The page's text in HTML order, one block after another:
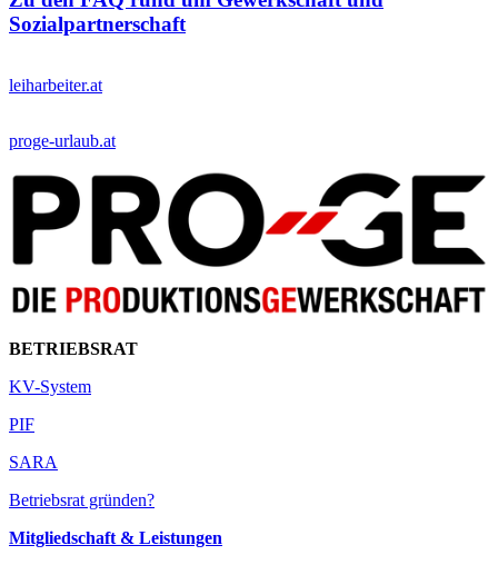
Sozialpartnerschaft
leiharbeiter.at
proge-urlaub.at
BETRIEBSRAT
KV-System
PIF
SARA
Betriebsrat gründen?
Mitgliedschaft & Leistungen